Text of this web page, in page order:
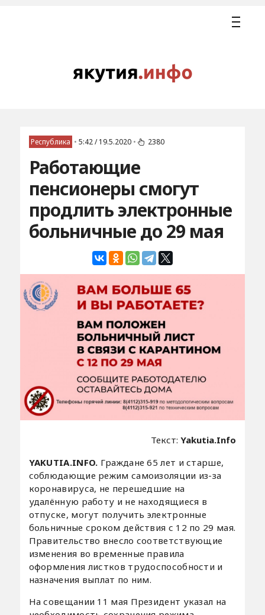
Республика • 5:42 / 19.5.2020 • 2380
Работающие
пенсионеры смогут
продлить электронные
больничные до 29 мая
Текст:Yakutia.Info
YAKUTIA.INFO. Граждане 65 лет и старше,
соблюдающие режим самоизоляции из-за
коронавируса, не перешедшие на
удалённую работу и не находящиеся в
отпуске, могут получить электронные
больничные сроком действия с 12 по 29 мая.
Правительство внесло соответствующие
изменения во временные правила
оформления листков трудоспособности и
назначения выплат по ним.
На совещании 11 мая Президент указал на